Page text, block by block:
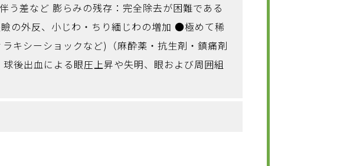
う差など 膨らみの残存：完全除去が困難である
の外反、小じわ・ちり緬じわの増加 ●極めて稀
キシーショックなど)（麻酔薬・抗生剤・鎮痛剤
後出血による眼圧上昇や失明、眼および周囲組